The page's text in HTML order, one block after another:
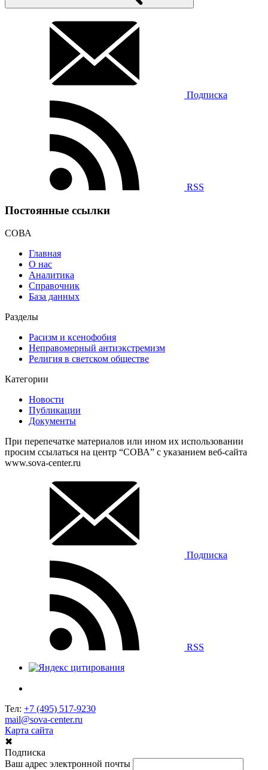
Подписка
RSS
Постоянные ссылки
СОВА
Главная
О нас
Аналитика
Справочник
База данных
Разделы
Расизм и ксенофобия
Неправомерный антиэкстремизм
Религия в светском обществе
Категории
Новости
Публикации
Документы
При перепечатке материалов или ином их использовании
просим ссылаться на центр “СОВА” с указанием веб-сайта
www.sova-center.ru
Подписка
RSS
Тел: +7 (495) 517-9230
mail@sova-center.ru
Карта сайта
✖
Подписка
Ваш адрес электронной почты